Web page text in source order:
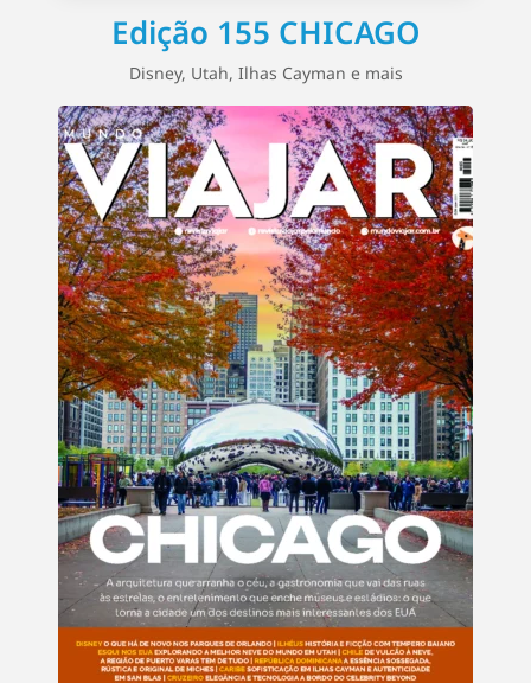
Edição 155 CHICAGO
Disney, Utah, Ilhas Cayman e mais